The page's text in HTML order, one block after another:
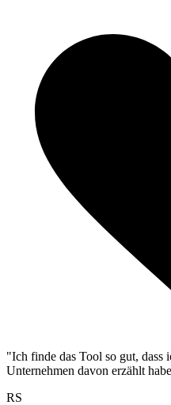
"Ich finde das Tool so gut, dass
Unternehmen davon erzählt
RS